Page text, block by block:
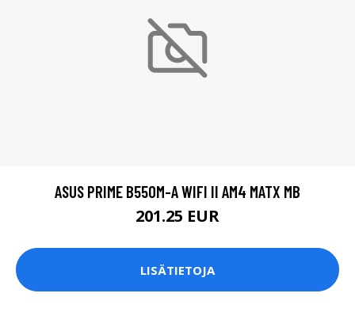
ASUS PRIME B550M-A WIFI II AM4 MATX MB
201.25 EUR
LISÄTIETOJA